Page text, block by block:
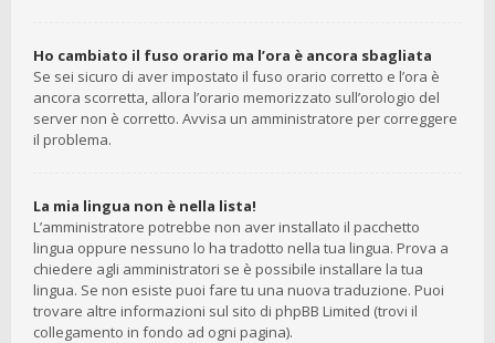
Ho cambiato il fuso orario ma l’ora è ancora sbagliata
Se sei sicuro di aver impostato il fuso orario corretto e l’ora è
ancora scorretta, allora l’orario memorizzato sull’orologio del
server non è corretto. Avvisa un amministratore per correggere
il problema.
La mia lingua non è nella lista!
L’amministratore potrebbe non aver installato il pacchetto
lingua oppure nessuno lo ha tradotto nella tua lingua. Prova a
chiedere agli amministratori se è possibile installare la tua
lingua. Se non esiste puoi fare tu una nuova traduzione. Puoi
trovare altre informazioni sul sito di phpBB Limited (trovi il
collegamento in fondo ad ogni pagina).